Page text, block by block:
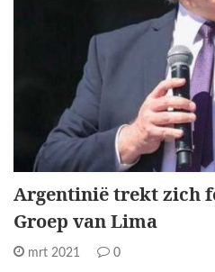
Argentinië trekt zich
Groep van Lima
mrt 2021 0